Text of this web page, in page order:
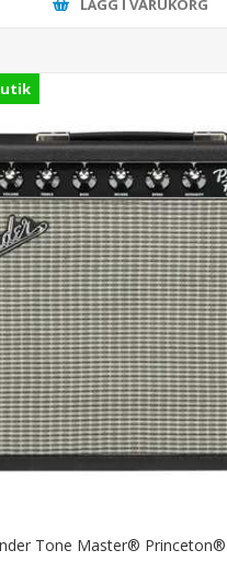
Tone Master® Princeton®